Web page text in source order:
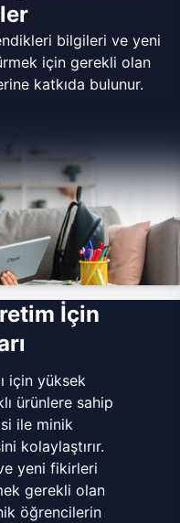
bilgileri ve yeni
için gerekli olan
katkıda bulunur.
İçin
için yüksek
ürünlere sahip
ile minik
kolaylaştırır.
yeni fikirleri
gerekli olan
öğrencilerin